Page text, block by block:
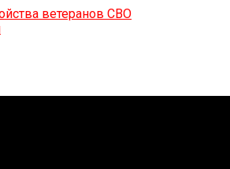
ветеранов СВО